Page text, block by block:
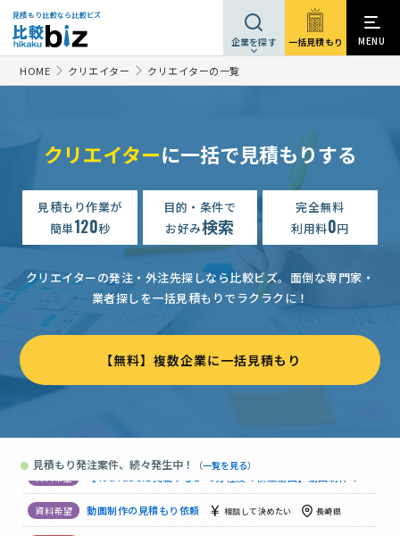
見積もり比較なら比較ビズ
企業を探す 一括見積もり MENU
HOME クリエイター クリエイターの一覧
クリエイターに一括で見積もりする
見積もり作業が
簡単120秒
目的・条件で
お好み検索
完全無料
利用料0円
クリエイターの発注・外注先探しなら比較ビズ。 面倒な専門家・
業者探しを一括見積もりでラクラクに！
【無料】複数企業に一括見積もり
● 見積もり発注案件、続々発生中！ （一覧を見る）
【YouTubeに掲載する2〜3分程度の横型動画】動画制作の見積もり依頼
動画制作の見積もり依頼 相談して決めたい 長崎県
【ドッグラン・コテージなど施設紹介】動画編集・映像の見積もり依頼
【不動産の集客用のＬPに繋げる15秒動画の制作】の見積もり依頼
【肩ウォーマーの紹介動画】動画制作の見積もり依頼
動画制作の見積もり依頼 相談して決めたい 東京都
【野球プレー】動画制作の見積もり依頼
【動画サイト】制作の見積もり依頼 相談して決めたい 東京都
【研修用動画】動画制作の見積もり依頼